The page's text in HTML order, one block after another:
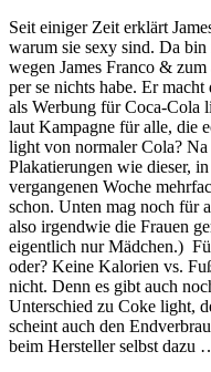
Seit einiger Zeit erklärt
warum sie sexy sind. Da
wegen James Franco &
per se nichts habe. Er
als Werbung für Coca-
laut Kampagne für alle, die
light von normaler Cola?
Plakatierungen wie dieser,
vergangenen Woche
schon. Unten mag noch für
also irgendwie die Frauen
eigentlich nur Mädchen.)
oder? Keine Kalorien vs.
nicht. Denn es gibt auch
Unterschied zu Coke light,
scheint auch den
beim Hersteller selbst dazu